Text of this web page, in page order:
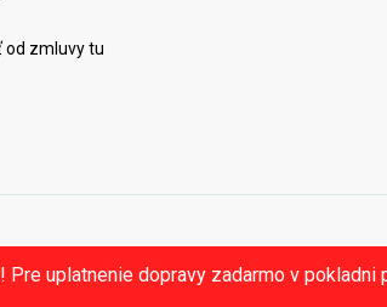
Pre uplatnenie dopravy zadarmo v
od zmluvy tu